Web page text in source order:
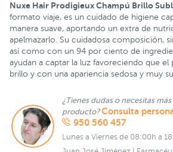
Nuxe Hair Prodigieux Champú Brillo
formato viaje, es un cuidado de higiene
manera suave, aportando un extra de
apelmazarlo. Su cuidadosa composición,
así como con un 94 por ciento de
ayudan a captar la luz favoreciendo que el
brillo y con una apariencia sedosa y muy
¿Tienes dudas o necesitas
producto?Consulta
950 560 457
Lunes a Viernes de 08:00h a